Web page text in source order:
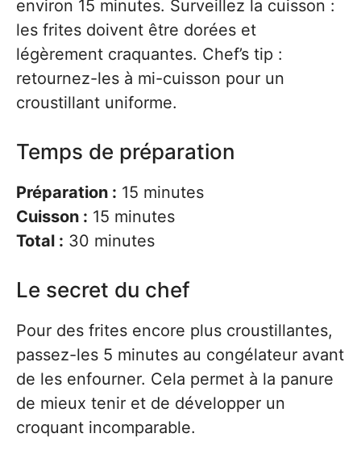
environ 15 minutes. Surveillez la cuisson :
les frites doivent être dorées et
légèrement craquantes. Chef’s tip :
retournez-les à mi-cuisson pour un
croustillant uniforme.
Temps de préparation
Préparation : 15 minutes
Cuisson : 15 minutes
Total : 30 minutes
Le secret du chef
Pour des frites encore plus croustillantes,
passez-les 5 minutes au congélateur avant
de les enfourner. Cela permet à la panure
de mieux tenir et de développer un
croquant incomparable.